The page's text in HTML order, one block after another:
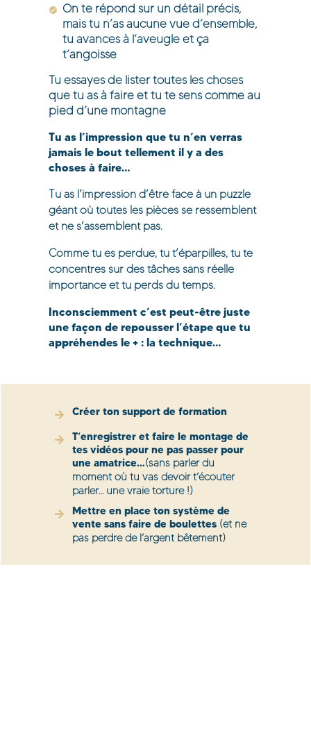
On te répond sur un détail précis,
mais tu n’as aucune vue d’ensemble,
tu avances à l’aveugle et ça
t’angoisse
Tu essayes de lister toutes les choses
que tu as à faire et tu te sens comme au
pied d’une montagne
Tu as l’impression que tu n’en verras
jamais le bout tellement il y a des
choses à faire…
Tu as l’impression d’être face à un puzzle
géant où toutes les pièces se ressemblent
et ne s’assemblent pas.
Comme tu es perdue, tu t’éparpilles, tu te
concentres sur des tâches sans réelle
importance et tu perds du temps.
Inconsciemment c’est peut-être juste
une façon de repousser l’étape que tu
appréhendes le + : la technique…
Créer ton support de formation
T’enregistrer et faire le montage de
tes vidéos pour ne pas passer pour
une amatrice…(sans parler du
moment où tu vas devoir t’écouter
parler… une vraie torture !)
Mettre en place ton système de
vente sans faire de boulettes (et ne
pas perdre de l’argent bêtement)